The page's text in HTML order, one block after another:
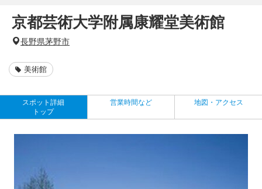
京都芸術大学附属康耀堂美術館
長野県茅野市
美術館
スポット詳細
トップ
営業時間など 地図・アクセス